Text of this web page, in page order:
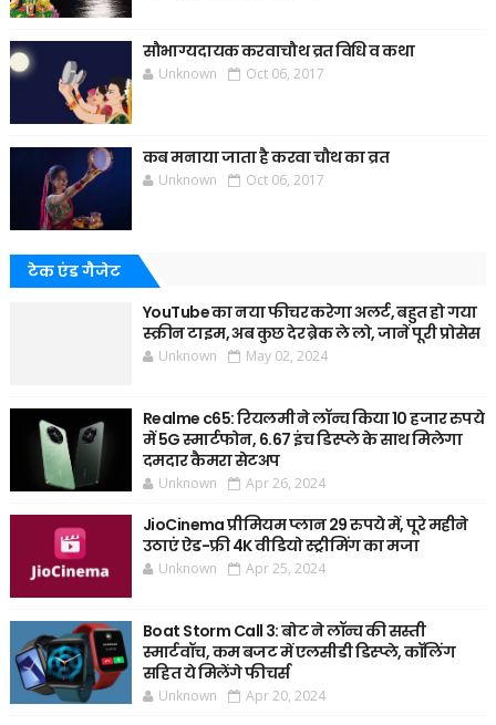
सौभाग्यदायक करवाचौथ व्रत विधि व कथा
Unknown Oct 06, 2017
कब मनाया जाता है करवा चौथ का व्रत
Unknown Oct 06, 2017
टेक एंड गैजेट
YouTube का नया फीचर करेगा अलर्ट, बहुत हो गया
स्क्रीन टाइम, अब कुछ देर ब्रेक ले लो, जानें पूरी प्रोसेस
Unknown May 02, 2024
Realme c65: रियलमी ने लॉन्च किया 10 हजार रुपये
में 5G स्मार्टफोन, 6.67 इंच डिस्प्ले के साथ मिलेगा
दमदार कैमरा सेटअप
Unknown Apr 26, 2024
JioCinema प्रीमियम प्लान 29 रुपये में, पूरे महीने
उठाएं ऐड-फ्री 4K वीडियो स्ट्रीमिंग का मजा
Unknown Apr 25, 2024
Boat Storm Call 3: बोट ने लॉन्च की सस्ती
स्मार्टवॉच, कम बजट में एलसीडी डिस्प्ले, कॉलिंग
सहित ये मिलेंगे फीचर्स
Unknown Apr 20, 2024